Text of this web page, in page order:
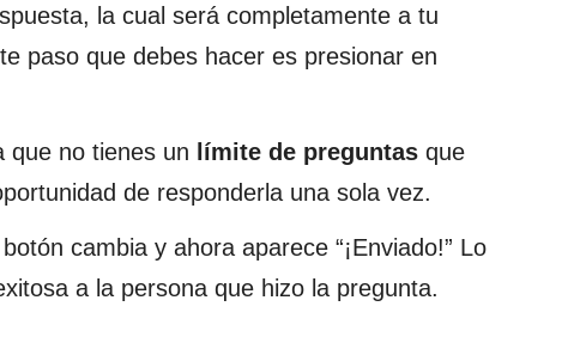
la cual será completamente a tu
paso que debes hacer es presionar en
que no tienes un límite de preguntas que
de responderla una sola vez.
cambia y ahora aparece “¡Enviado!” Lo
a la persona que hizo la pregunta.